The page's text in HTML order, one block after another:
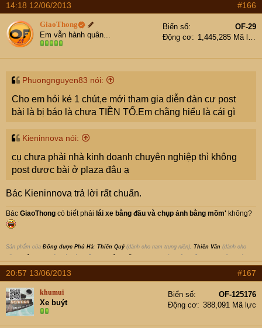
14:18 12/06/2013 #166
GiaoThong
Em vẫn hành quân...
Biển số
OF-29
Động cơ
1,445,285 Mã lực
Phuongnguyen83 nói:
Cho em hỏi ké 1 chút,e mới tham gia diễn đàn cư post
bài là bị báo là chưa TIỀN TỐ.Em chằng hiểu là cái gì
Kieninnova nói:
cụ chưa phải nhà kinh doanh chuyên nghiệp thì không
post được bài ở plaza đâu ạ
Bác Kieninnova trả lời rất chuẩn.
Bác GiaoThong có biết phải lái xe bằng đầu và chụp ảnh bằng mồm' không?
Sản phẩm của Đông dược Phú Hà: Thiên Quý(dành cho nam trung niên), Thiên Vân (dành cho
Thông tin sản phẩm
: 1900-1292 |
091-139-1006
20:57 13/06/2013 #167
khumui
Xe buýt
Biển số
OF-125176
Động cơ
388,091 Mã lực